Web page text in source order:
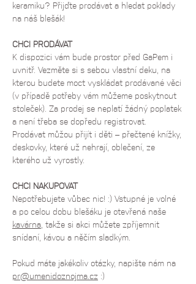
keramiku? Přijďte prodávat a hledat poklady
na náš blešák!
CHCI PRODÁVAT
K dispozici vám bude prostor před GaPem i
uvnitř. Vezměte si s sebou vlastní deku, na
kterou budete moct vyskládat prodávané věci
(v případě potřeby vám můžeme poskytnout
stoleček). Za prodej se neplatí žádný poplatek
a není třeba se dopředu registrovat.
Prodávat můžou přijít i děti – přečtené knížky,
deskovky, které už nehrají, oblečení, ze
kterého už vyrostly.
CHCI NAKUPOVAT
Nepotřebujete vůbec nic! :) Vstupné je volné
a po celou dobu blešáku je otevřená naše
kavárna, takže si akci můžete zpříjemnit
snídaní, kávou a něčím sladkým.
Pokud máte jakékoliv otázky, napište nám na
pr@umenidoznojma.cz :)